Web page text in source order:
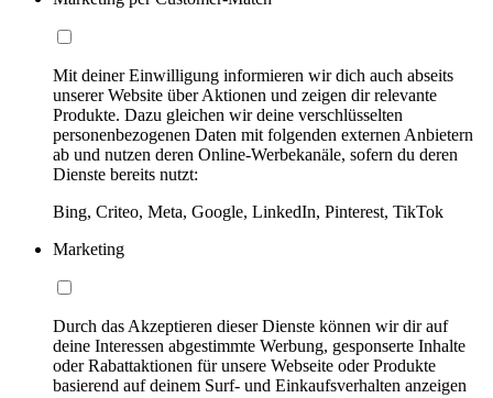
Mit deiner Einwilligung informieren wir dich auch abseits
unserer Website über Aktionen und zeigen dir relevante
Produkte. Dazu gleichen wir deine verschlüsselten
personenbezogenen Daten mit folgenden externen Anbietern
ab und nutzen deren Online-Werbekanäle, sofern du deren
Dienste bereits nutzt:
Bing, Criteo, Meta, Google, LinkedIn, Pinterest, TikTok
Marketing
Durch das Akzeptieren dieser Dienste können wir dir auf
deine Interessen abgestimmte Werbung, gesponserte Inhalte
oder Rabattaktionen für unsere Webseite oder Produkte
basierend auf deinem Surf- und Einkaufsverhalten anzeigen